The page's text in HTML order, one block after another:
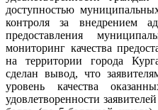
доступностью
контроля за внедрением
предоставления
мониторинг качества
на территории города
сделан вывод, что
уровень качества
удовлетворенности